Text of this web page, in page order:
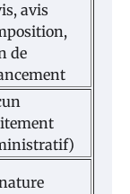
avis
de